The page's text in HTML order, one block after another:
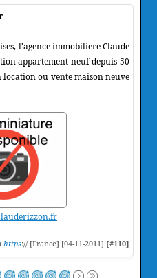
l'agence immobiliere Claude
appartement neuf depuis 50
location ou vente maison neuve
https:// [France] [04-11-2011] [#110]